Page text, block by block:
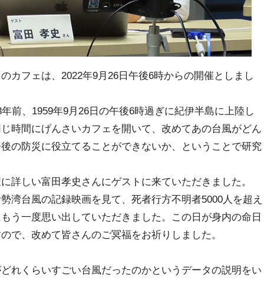
フェは、2022年9月26日午後6時からの開催としまし
、1959年9月26日の午後6時過ぎに紀伊半島に上陸し
時間にげんさいカフェを開いて、改めてあの台風がどん
の防災に役立てることができないか、ということで研究
しい富田孝史さんにゲストに来ていただきました。
台風の記録映画を見て、死者行方不明者5000人を超え
う一度思い出していただきました。この日が身内の命日
で、改めて皆さんのご冥福をお祈りしました。
くらいすごい台風だったのかというデータの説明をい